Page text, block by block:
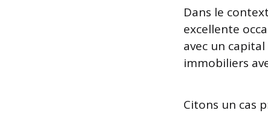
Dans le
excellente
avec un
immobiliers
Citons un cas